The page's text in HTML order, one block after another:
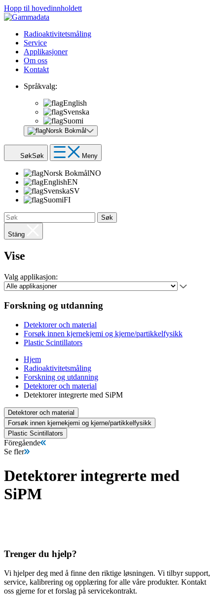
Hopp til hovedinnholdett
Radioaktivitetsmåling
Service
Applikasjoner
Om oss
Kontakt
Språkvalg:
English
Svenska
Suomi
Norsk Bokmål
SøkSøk Meny
Norsk BokmålNO
EnglishEN
SvenskaSV
SuomiFI
Søk
Stäng
Vise
Valg applikasjon:
Forskning og utdanning
Detektorer och material
Forsøk innen kjernekjemi og kjerne/partikkelfysikk
Plastic Scintillators
Hjem
Radioaktivitetsmåling
Forskning og utdanning
Detektorer och material
Detektorer integrerte med SiPM
Detektorer och material
Forsøk innen kjernekjemi og kjerne/partikkelfysikk
Plastic Scintillators
Föregående
Se fler
Detektorer integrerte med
SiPM
Trenger du hjelp?
Vi hjelper deg med å finne den riktige løsningen. Vi tilbyr support,
service, kalibrering og opplæring for alle våre produkter. Kontakt
oss gjerne for et forslag på servicekontrakt.